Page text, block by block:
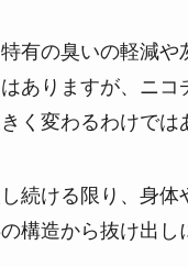
有の臭いの軽減や
ありますが、ニコ
く変わるわけでは
続ける限り、身体
構造から抜け出し